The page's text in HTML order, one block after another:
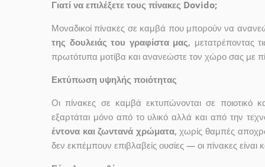
Γιατί να επιλέξετε τους πίνακες Dovido;
Μοναδικοί πίνακες σε καμβά που μπορούν να
της δουλειάς του γραφίστα μας, μετατρέποντας
πρωτότυπα μοτίβα και ανανεώστε τον χώρο σας με
Εκτύπωση υψηλής ποιότητας
Οι πίνακες σε καμβά εκτυπώνονται σε
εξαρτάται μόνο από το υλικό αλλά και από την
έντονα και ζωντανά χρώματα, χωρίς θαμπές
δεν εκπέμπουν επιβλαβείς ουσίες — οι πίνακες είναι